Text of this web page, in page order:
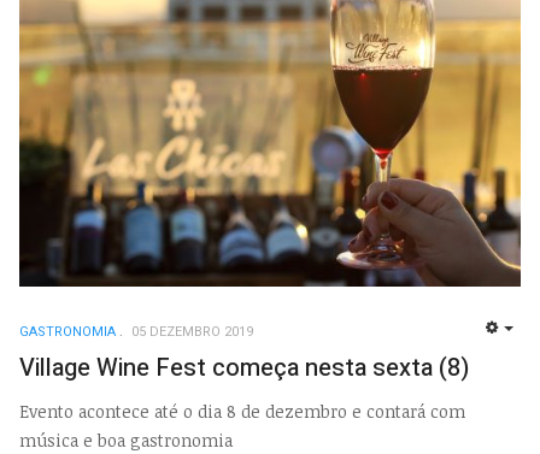
GASTRONOMIA 05 DEZEMBRO 2019
Village Wine Fest começa nesta sexta (8)
Evento acontece até o dia 8 de dezembro e contará com
música e boa gastronomia